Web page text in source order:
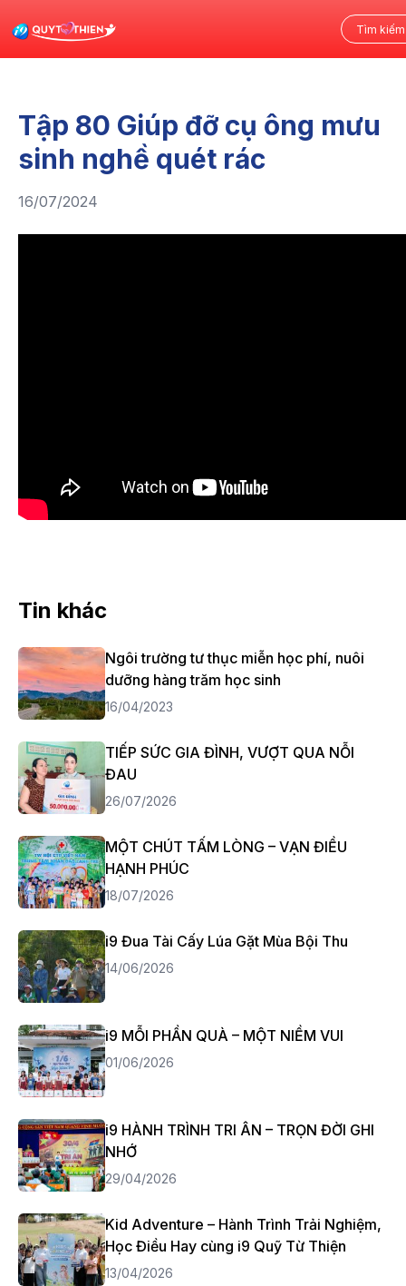
Tập 80 Giúp đỡ cụ ông mưu
sinh nghề quét rác
16/07/2024
Tin khác
Ngôi trường tư thục miễn học phí, nuôi
dưỡng hàng trăm học sinh
16/04/2023
TIẾP SỨC GIA ĐÌNH, VƯỢT QUA NỖI
ĐAU
26/07/2026
MỘT CHÚT TẤM LÒNG – VẠN ĐIỀU
HẠNH PHÚC
18/07/2026
i9 Đua Tài Cấy Lúa Gặt Mùa Bội Thu
14/06/2026
i9 MỖI PHẦN QUÀ – MỘT NIỀM VUI
01/06/2026
i9 HÀNH TRÌNH TRI ÂN – TRỌN ĐỜI GHI
NHỚ
29/04/2026
Kid Adventure – Hành Trình Trải Nghiệm,
Học Điều Hay cùng i9 Quỹ Từ Thiện
13/04/2026